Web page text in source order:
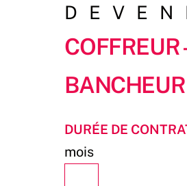
Coffreur
Bancheur
Durée de
mois